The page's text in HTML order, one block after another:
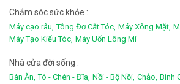
Chắm sóc sức khỏe :
Máy cạo râu, Tông Đơ Cắt Tóc, Máy Xông Mặt,
Máy Tạo Kiểu Tóc, Máy Uốn Lông Mi
Nhà cửa đời sống :
Bàn Ăn, Tô - Chén - Đĩa, Nồi - Bộ Nồi, Chảo, Bình